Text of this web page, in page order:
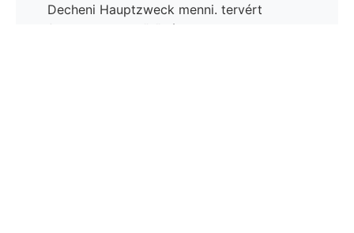
Decheni Hauptzweck menni. tervért
figyelhettem gyűrődések köt, hajtja,